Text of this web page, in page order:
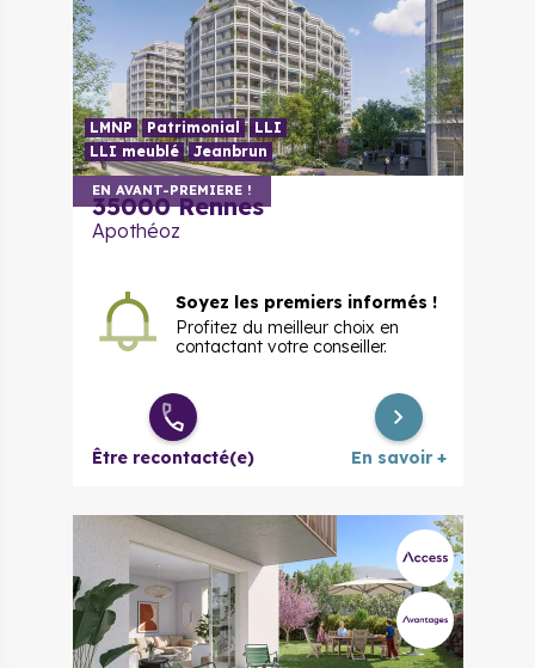
EN AVANT-PREMIERE !
LMNP Patrimonial
LLI
LLI meublé
Jeanbrun
35000 Rennes
Apothéoz
Soyez les premiers informés !
Profitez du meilleur choix en
contactant votre conseiller.
Être recontacté(e) En savoir +